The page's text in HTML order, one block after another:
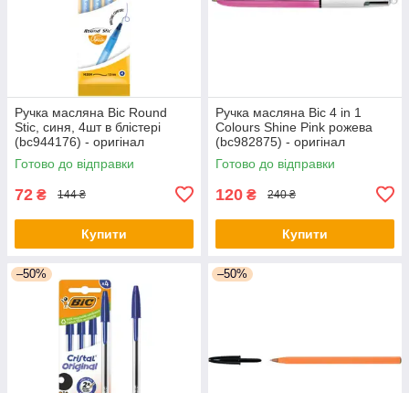
Ручка масляна Bic Round
Stic, синя, 4шт в блістері
(bc944176) - оригінал
Готово до відправки
72 ₴ 144 ₴
Купити
Ручка масляна Bic 4 in 1
Colours Shine Pink рожева
(bc982875) - оригінал
Готово до відправки
120 ₴ 240 ₴
Купити
–50% –50%